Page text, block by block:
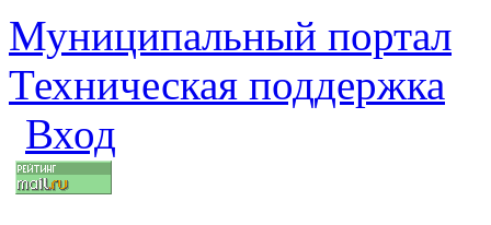
Муниципальный портал
Техническая поддержка
Вход